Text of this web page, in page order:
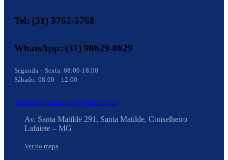
Tel: (31) 3762-5768
WhatsApp: (31) 98629-0629
Segunda – Sexta: 08:00-18:00
Sábado: 08:00 – 12:00
equiparferramentas@gmail.com
Av. Santa Matilde 291, Santa Matilde, Conselheiro
Lafaiete – MG
Ver no mapa